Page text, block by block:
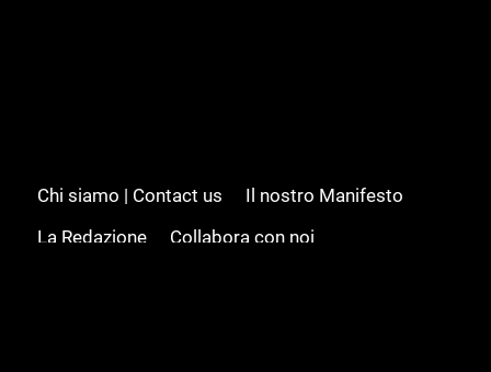
Chi siamo | Contact us
Il nostro Manifesto
La Redazione
Collabora con noi